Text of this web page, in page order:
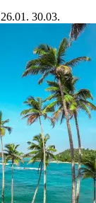
26.01. 30.03.